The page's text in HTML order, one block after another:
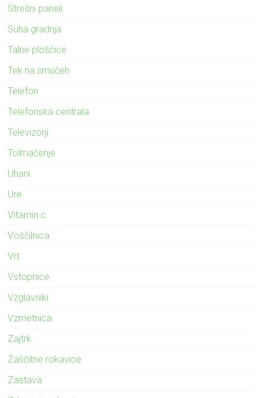
Strešni paneli
Suha gradnja
Talne ploščice
Tek na smučeh
Telefon
Telefonska centrala
Televizorji
Tolmačenje
Uhani
Ure
Vitamin c
Voščilnica
Vrt
Vstopnice
Vzglavniki
Vzmetnica
Zajtrk
Zaščitne rokavice
Zastava